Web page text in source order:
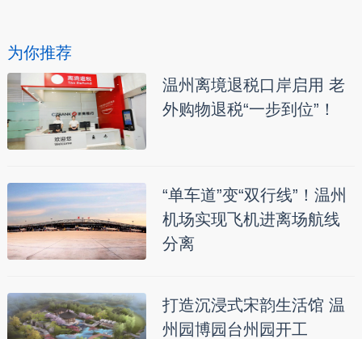
为你推荐
温州离境退税口岸启用 老
外购物退税“一步到位”！
“单车道”变“双行线”！温州
机场实现飞机进离场航线
分离
打造沉浸式宋韵生活馆 温
州园博园台州园开工